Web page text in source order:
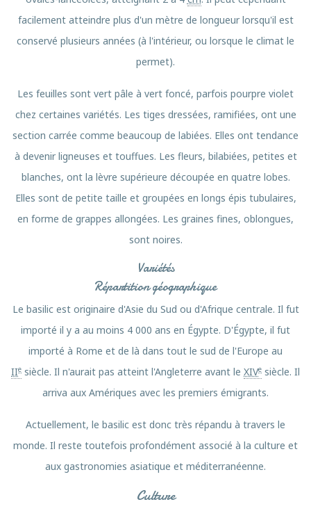
facilement atteindre plus d'un mètre de longueur lorsqu'il est
conservé plusieurs années (à l'intérieur, ou lorsque le climat le
permet).
Les feuilles sont vert pâle à vert foncé, parfois pourpre violet
chez certaines variétés. Les tiges dressées, ramifiées, ont une
section carrée comme beaucoup de labiées. Elles ont tendance
à devenir ligneuses et touffues. Les fleurs, bilabiées, petites et
blanches, ont la lèvre supérieure découpée en quatre lobes.
Elles sont de petite taille et groupées en longs épis tubulaires,
en forme de grappes allongées. Les graines fines, oblongues,
sont noires.
Variétés
Répartition géographique
Le basilic est originaire d'Asie du Sud ou d'Afrique centrale. Il fut
importé il y a au moins 4 000 ans en Égypte. D'Égypte, il fut
importé à Rome et de là dans tout le sud de l'Europe au
IIe siècle. Il n'aurait pas atteint l'Angleterre avant le XIVe siècle. Il
arriva aux Amériques avec les premiers émigrants.
Actuellement, le basilic est donc très répandu à travers le
monde. Il reste toutefois profondément associé à la culture et
aux gastronomies asiatique et méditerranéenne.
Culture